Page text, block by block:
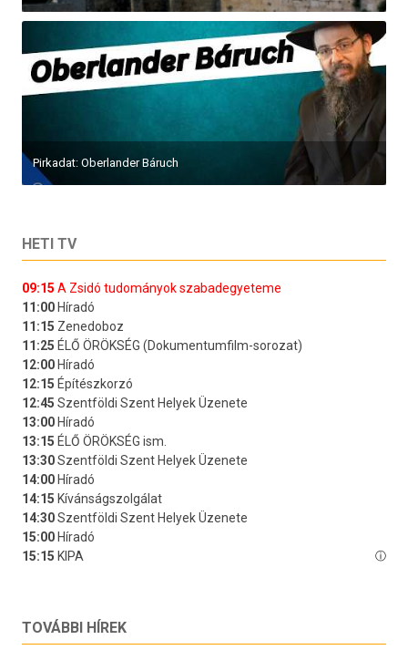
Pirkadat: Oberlander Báruch
HETI TV
TOVÁBBI HÍREK